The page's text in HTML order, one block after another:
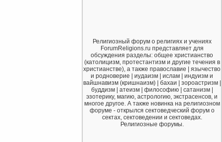
Религиозный форум о религиях и учениях
ForumReligions.ru представляет для
обсуждения разделы: общее христианство
(католицизм, протестантизм и другие течения в
христианстве), а также православие | язычество
и родноверие | иудаизм | ислам | индуизм и
вайшнавизм (кришнаизм) | бахаи | зороастризм |
буддизм | атеизм | философию | сатанизм |
эзотерику, магию, астрологию, экстрасенсов, и
многое другое. А также новинка на религиозном
форуме - открылся сектоведческий форум о
сектах, сектоведении и сектоведах.
Религиозные форумы.